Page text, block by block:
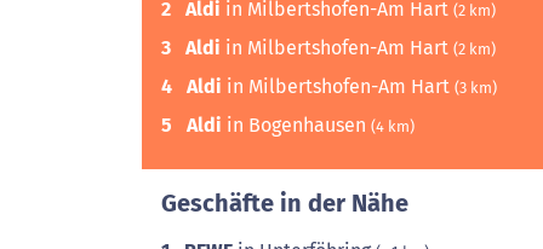
2 Aldi in Milbertshofen-Am Hart (2 km)
3 Aldi in Milbertshofen-Am Hart (2 km)
4 Aldi in Milbertshofen-Am Hart (3 km)
5 Aldi in Bogenhausen (4 km)
Geschäfte in der Nähe